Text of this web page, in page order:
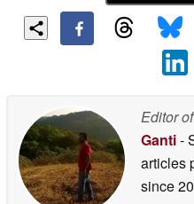
Editor
Ganti-
articles
since